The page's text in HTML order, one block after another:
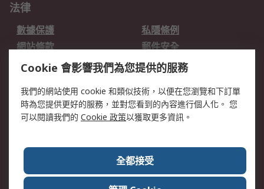
法律
數據保護
私隱條例
網站條款
郵件安全
销售条款和条件
關於RS
RS的歷史
關於RS
加入我們
新聞中心
RS銷售條款
Cookie 會影響我們為您提供的服務
我們的網站使用 cookie 和類似技術，以便在您瀏覽和下訂單
時為您提供更好的服務，並對您看到的內容進行個人化。 您
可以閱讀我們的 Cookie 政策以獲取更多資訊。
全都接受